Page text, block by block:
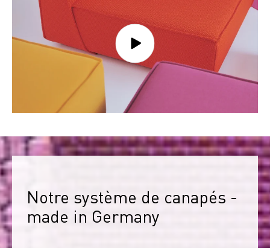
Notre système de canapés -
made in Germany